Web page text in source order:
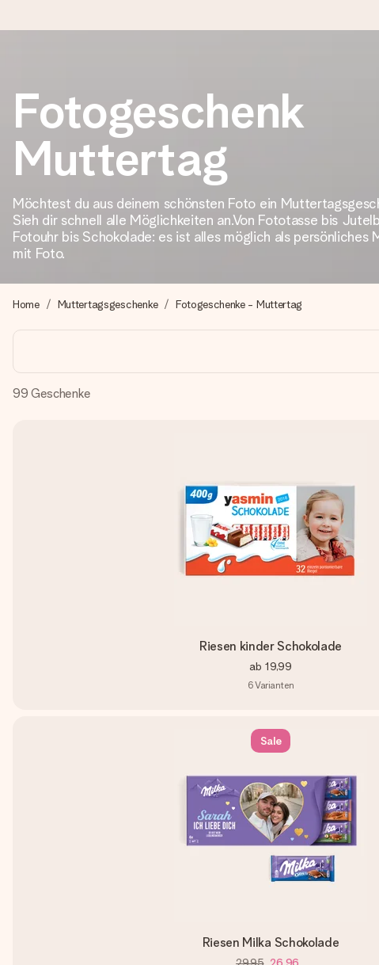
Wir bereiten dein Geschenk sorgfältig vor und schicken es
zählt.
4,8 (basierend auf +15.000 Bewertungen)
Unsere Geschenke begeistern. Kunden bewerten uns mit 4,8 bei
+49 39292 929695
Montag - Freitag : 8:30 - 17:00 Uhr
Samstag - Sonntag : 8:30 - 13:00 Uhr
Fotogeschenk
Muttertag
Möchtest du aus deinem schönsten Foto ein
Sieh dir schnell alle Möglichkeiten an.Von Fototasse bis
Fotouhr bis Schokolade: es ist alles möglich als persönliches
mit Foto.
Home Muttertagsgeschenke Fotogeschenke - Muttertag
99 Geschenke
Riesen kinder Schokolade
ab 19,99
6Varianten
Sale
Riesen Milka Schokolade